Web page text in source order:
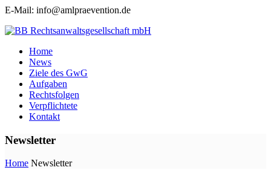
E-Mail: info@amlpraevention.de
Home
News
Ziele des GwG
Aufgaben
Rechtsfolgen
Verpflichtete
Kontakt
Newsletter
Home Newsletter